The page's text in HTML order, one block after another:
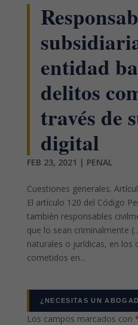
entidad
delitos
través de
digital
FEB 23, 2021 | PENAL
Cuestiones generales.
El artículo 120 del Código
también responsables
que lo sean criminalmente
naturales o jurídicas, en los
cometidos en...
¿NECESITAS UN
Los campos marcados con